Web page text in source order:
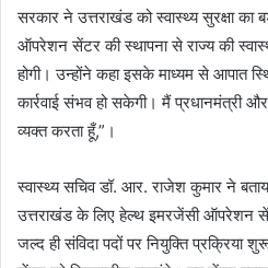
सरकार ने उत्तराखंड को स्वास्थ्य सुरक्षा का
ऑपरेशन सेंटर की स्थापना से राज्य की
होगी। उन्होंने कहा इसके माध्यम से आपात
कार्रवाई संभव हो सकेगी। मैं प्रधानमंत्री
व्यक्त करता हूँ,”।
स्वास्थ्य सचिव डॉ. आर. राजेश कुमार ने
उत्तराखंड के लिए हेल्थ इमरजेंसी ऑपरेशन
जल्द ही संविदा पदों पर नियुक्ति